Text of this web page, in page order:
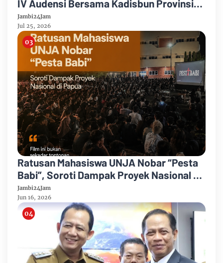
IV Audensi Bersama Kadisbun Provinsi
Jambi Bahas Antisipasi Karhutla
Jambi24Jam
Jul 25, 2026
Ratusan Mahasiswa UNJA Nobar “Pesta
Babi”, Soroti Dampak Proyek Nasional di
Papua
Jambi24Jam
Jun 16, 2026